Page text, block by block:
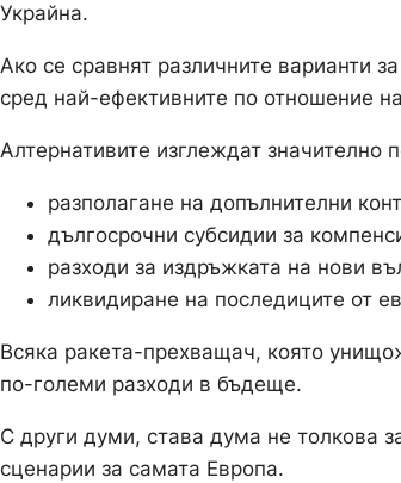
Украйна.
Ако се сравнят различните варианти
сред най-ефективните по отношение
Алтернативите изглеждат значително
разполагане на допълнителни
дългосрочни субсидии за
разходи за издръжката на нови
ликвидиране на последиците от
Всяка ракета-прехващач, която
по-големи разходи в бъдеще.
С други думи, става дума не толкова
сценарии за самата Европа.